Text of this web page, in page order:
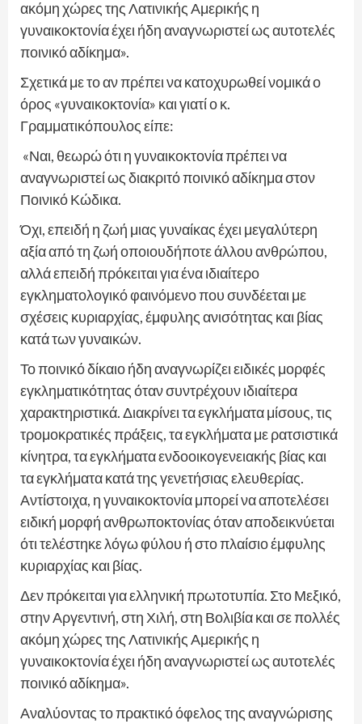
ακόμη χώρες της Λατινικής Αμερικής η
γυναικοκτονία έχει ήδη αναγνωριστεί ως αυτοτελές
ποινικό αδίκημα».
Σχετικά με το αν πρέπει να κατοχυρωθεί νομικά ο
όρος «γυναικοκτονία» και γιατί ο κ.
Γραμματικόπουλος είπε:
«Ναι, θεωρώ ότι η γυναικοκτονία πρέπει να
αναγνωριστεί ως διακριτό ποινικό αδίκημα στον
Ποινικό Κώδικα.
Όχι, επειδή η ζωή μιας γυναίκας έχει μεγαλύτερη
αξία από τη ζωή οποιουδήποτε άλλου ανθρώπου,
αλλά επειδή πρόκειται για ένα ιδιαίτερο
εγκληματολογικό φαινόμενο που συνδέεται με
σχέσεις κυριαρχίας, έμφυλης ανισότητας και βίας
κατά των γυναικών.
Το ποινικό δίκαιο ήδη αναγνωρίζει ειδικές μορφές
εγκληματικότητας όταν συντρέχουν ιδιαίτερα
χαρακτηριστικά. Διακρίνει τα εγκλήματα μίσους, τις
τρομοκρατικές πράξεις, τα εγκλήματα με ρατσιστικά
κίνητρα, τα εγκλήματα ενδοοικογενειακής βίας και
τα εγκλήματα κατά της γενετήσιας ελευθερίας.
Αντίστοιχα, η γυναικοκτονία μπορεί να αποτελέσει
ειδική μορφή ανθρωποκτονίας όταν αποδεικνύεται
ότι τελέστηκε λόγω φύλου ή στο πλαίσιο έμφυλης
κυριαρχίας και βίας.
Δεν πρόκειται για ελληνική πρωτοτυπία. Στο Μεξικό,
στην Αργεντινή, στη Χιλή, στη Βολιβία και σε πολλές
ακόμη χώρες της Λατινικής Αμερικής η
γυναικοκτονία έχει ήδη αναγνωριστεί ως αυτοτελές
ποινικό αδίκημα».
Αναλύοντας το πρακτικό όφελος της αναγνώρισης